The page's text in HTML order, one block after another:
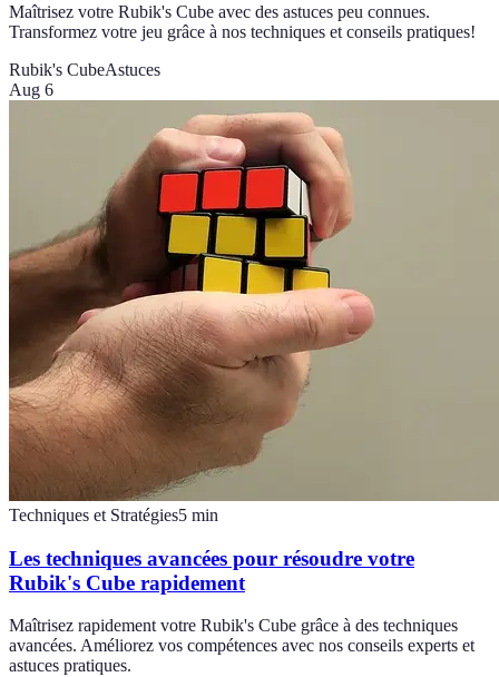
Maîtrisez votre Rubik's Cube avec des astuces peu connues.
Transformez votre jeu grâce à nos techniques et conseils pratiques!
Rubik's CubeAstuces
Aug 6
Techniques et Stratégies5 min
Les techniques avancées pour résoudre votre
Rubik's Cube rapidement
Maîtrisez rapidement votre Rubik's Cube grâce à des techniques
avancées. Améliorez vos compétences avec nos conseils experts et
astuces pratiques.